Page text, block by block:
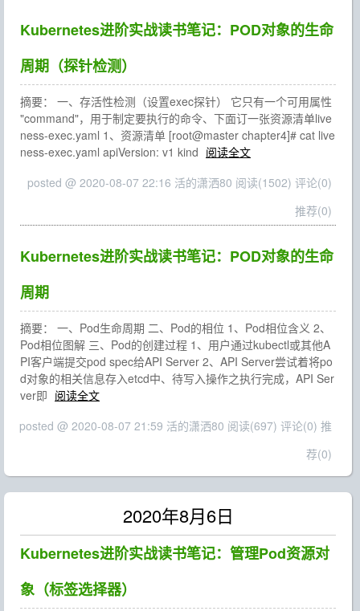
Kubernetes进阶实战读书笔记：POD对象的生命
周期（探针检测）
摘要： 一、存活性检测（设置exec探针） 它只有一个可用属性
"command"，用于制定要执行的命令、下面订一张资源清单live
ness-exec.yaml 1、资源清单 [root@master chapter4]# cat live
ness-exec.yaml apiVersion: v1 kind 阅读全文
posted @ 2020-08-07 22:16 活的潇洒80 阅读(1502) 评论(0)
推荐(0)
Kubernetes进阶实战读书笔记：POD对象的生命
周期
摘要： 一、Pod生命周期 二、Pod的相位 1、Pod相位含义 2、
Pod相位图解 三、Pod的创建过程 1、用户通过kubectl或其他A
PI客户端提交pod spec给API Server 2、API Server尝试着将po
d对象的相关信息存入etcd中、待写入操作之执行完成，API Ser
ver即 阅读全文
posted @ 2020-08-07 21:59 活的潇洒80 阅读(697) 评论(0) 推
荐(0)
2020年8月6日
Kubernetes进阶实战读书笔记：管理Pod资源对
象（标签选择器）